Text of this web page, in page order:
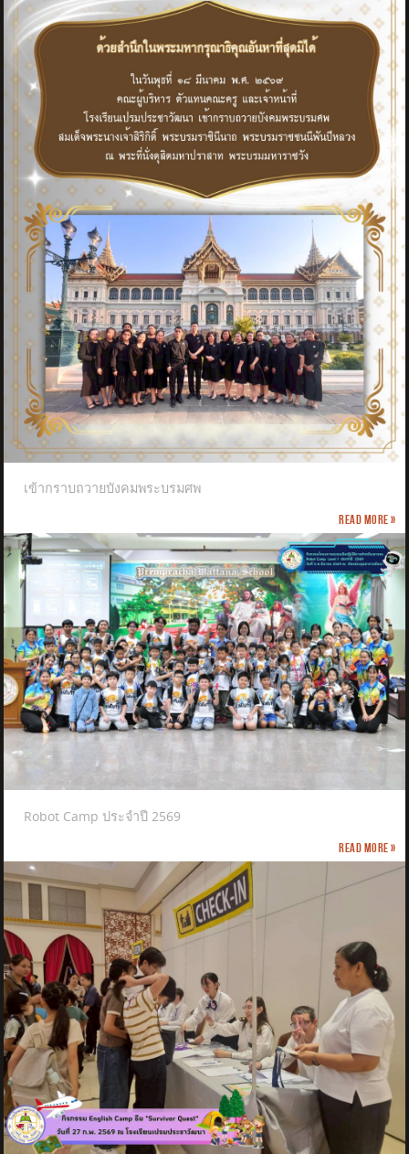
เข้ากราบถวายบังคมพระบรมศพ
Read more »
Robot Camp ประจำปี 2569
Read more »